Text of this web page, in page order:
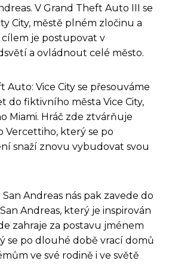
V Grand Theft Auto III se
City, městě plném zločinu a
je postupovat v
a ovládnout celé město.
Auto: Vice City se přesouváme
do fiktivního města Vice City,
Miami. Hráč zde ztvárňuje
Vercettiho, který se po
snaží znovu vybudovat svou
Andreas nás pak zavede do
Andreas, který je inspirován
zahraje za postavu jménem
se po dlouhé době vrací domů
ve své rodině i ve světě